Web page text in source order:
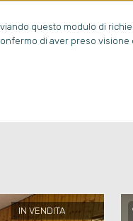
questo modulo di
di aver preso visione
IN VENDITA